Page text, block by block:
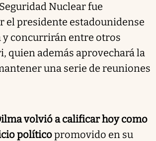
Nuclear fue
el presidente estadounidense
y concurrirán entre otros
quien además aprovechará la
una serie de reuniones
volvió a calificar hoy como
políticopromovido en su